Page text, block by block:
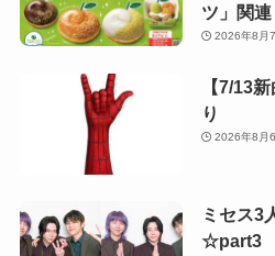
ツ」関連
2026年8月
【7/13
り
2026年8月
ミセス3
☆part3